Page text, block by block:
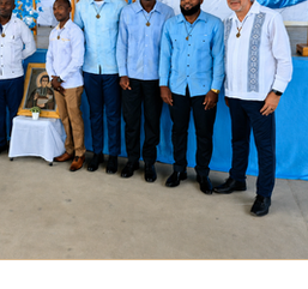
noticias